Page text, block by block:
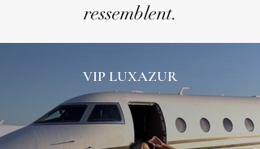
ressemblent.
VIP LUXAZUR